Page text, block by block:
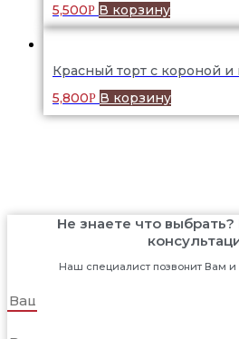
5,500Р В корзину
Красный торт с короной и
5,800Р В корзину
Не знаете что
Наш специалист позвонит Вам